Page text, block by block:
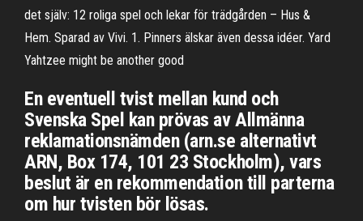
det själv: 12 roliga spel och lekar för trädgården – Hus &
Hem. Sparad av Vivi. 1. Pinners älskar även dessa idéer. Yard
Yahtzee might be another good
En eventuell tvist mellan kund och
Svenska Spel kan prövas av Allmänna
reklamationsnämden (arn.se alternativt
ARN, Box 174, 101 23 Stockholm), vars
beslut är en rekommendation till parterna
om hur tvisten bör lösas.